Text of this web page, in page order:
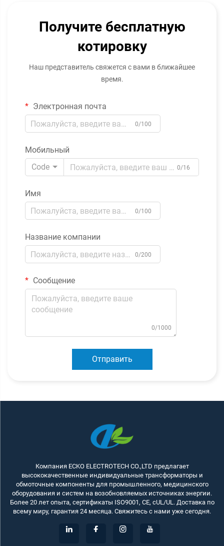
Получите бесплатную
котировку
Наш представитель свяжется с вами в ближайшее
время.
Электронная почта
0/100
Мобильный
Code
0/16
Имя
0/100
Название компании
0/200
Сообщение
0/1000
Отправить
Компания ECKO ELECTROTECH CO.,LTD предлагает
высококачественные индивидуальные трансформаторы и
обмоточные компоненты для промышленного, медицинского
оборудования и систем на возобновляемых источниках энергии.
Более 20 лет опыта, сертификаты ISO9001, CE, cUL/UL. Доставка по
всему миру, гарантия 24 месяца. Свяжитесь с нами уже сегодня.